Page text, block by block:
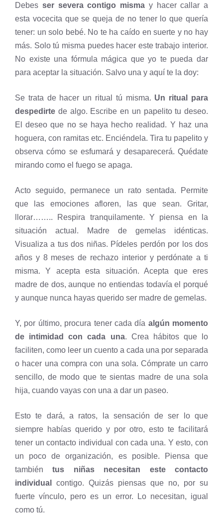
Debes ser severa contigo misma y hacer callar a
esta vocecita que se queja de no tener lo que quería
tener: un solo bebé. No te ha caído en suerte y no hay
más. Solo tú misma puedes hacer este trabajo interior.
No existe una fórmula mágica que yo te pueda dar
para aceptar la situación. Salvo una y aquí te la doy:
Se trata de hacer un ritual tú misma. Un ritual para
despedirte de algo. Escribe en un papelito tu deseo.
El deseo que no se haya hecho realidad. Y haz una
hoguera, con ramitas etc. Enciéndela. Tira tu papelito y
observa cómo se esfumará y desaparecerá. Quédate
mirando como el fuego se apaga.
Acto seguido, permanece un rato sentada. Permite
que las emociones afloren, las que sean. Gritar,
llorar…….. Respira tranquilamente. Y piensa en la
situación actual. Madre de gemelas idénticas.
Visualiza a tus dos niñas. Pídeles perdón por los dos
años y 8 meses de rechazo interior y perdónate a ti
misma. Y acepta esta situación. Acepta que eres
madre de dos, aunque no entiendas todavía el porqué
y aunque nunca hayas querido ser madre de gemelas.
Y, por último, procura tener cada día algún momento
de intimidad con cada una. Crea hábitos que lo
faciliten, como leer un cuento a cada una por separada
o hacer una compra con una sola. Cómprate un carro
sencillo, de modo que te sientas madre de una sola
hija, cuando vayas con una a dar un paseo.
Esto te dará, a ratos, la sensación de ser lo que
siempre habías querido y por otro, esto te facilitará
tener un contacto individual con cada una. Y esto, con
un poco de organización, es posible. Piensa que
tambiéntus niñas necesitan este contacto
individual
contigo. Quizás piensas que no, por su
fuerte vínculo, pero es un error. Lo necesitan, igual
como tú.